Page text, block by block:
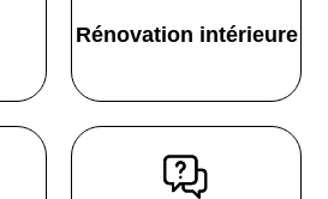
Rénovation intérieure